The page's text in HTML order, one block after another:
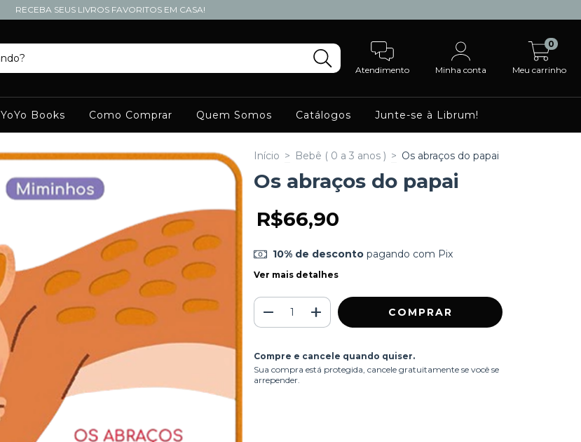
RECEBA SEUS LIVROS FAVORITOS EM CASA!
Atendimento Minha conta Meu carrinho
0
YoYo Books Como Comprar Quem Somos Catálogos Junte-se à Librum!
Início > Bebê ( 0 a 3 anos ) > Os abraços do papai
Os abraços do papai
R$66,90
10% de descontopagando com Pix
Ver mais detalhes
Compre e cancele quando quiser.
Sua compra está protegida, cancele gratuitamente se você se
arrepender.